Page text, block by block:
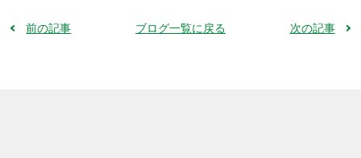
前の記事 ブログ一覧に戻る 次の記事